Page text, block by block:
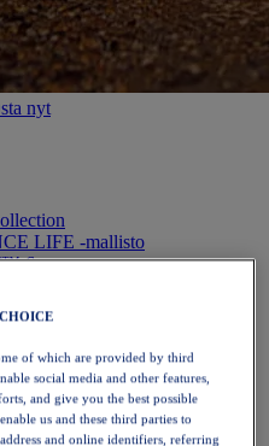
nyt
LIFE -mallisto
6
of which are provided by third
social media and other features,
and give you the best possible
us and these third parties to
and online identifiers, referring